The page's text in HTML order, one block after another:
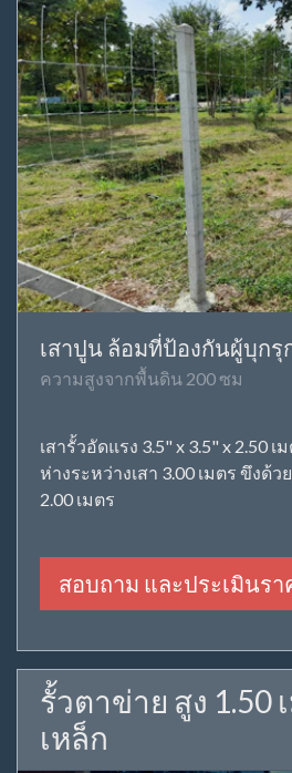
เสาปูน ล้อมที่ป้องกันผู้บุกรุ
ความสูงจากพื้นดิน 200 ซม
เสารั้วอัดแรง 3.5" x 3.5" x 2.50 เ
ห่างระหว่างเสา 3.00 เมตร ขึงด้
2.00 เมตร
สอบถาม และประเมินรา
รั้วตาข่าย สูง 1.50
เหล็ก